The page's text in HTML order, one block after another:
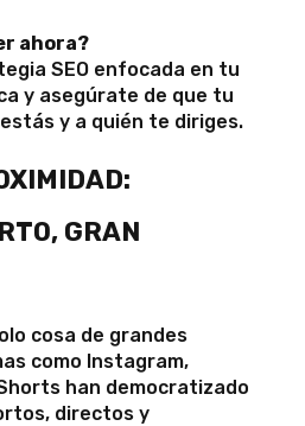
ahora?
SEO enfocada en tu
y asegúrate de que tu
y a quién te diriges.
GRAN
cosa de grandes
como Instagram,
han democratizado
directos y